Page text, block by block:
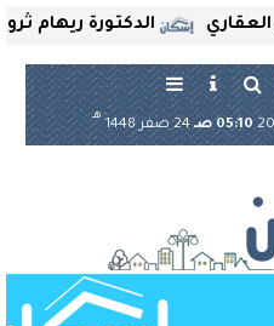
الدكتورة ريهام ثروت
05:10 صـ 24 صفر 1448
هـ